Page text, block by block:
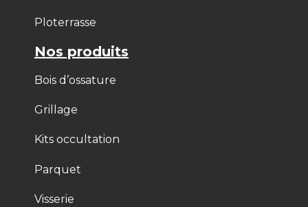
Ploterrasse
Nos produits
Bois d’ossature
Grillage
Kits occultation
Parquet
Visserie